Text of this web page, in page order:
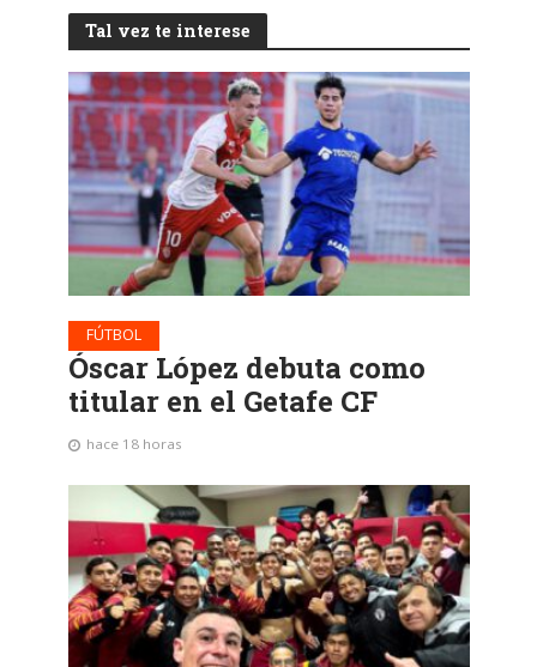
Tal vez te interese
FÚTBOL
Óscar López debuta como
titular en el Getafe CF
hace 18 horas